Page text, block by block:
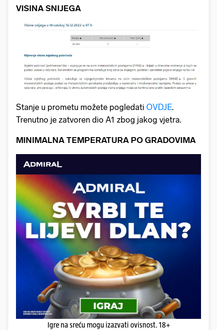
VISINA SNIJEGA
Stanje u prometu možete pogledati OVDJE.
Trenutno je zatvoren dio A1 zbog jakog vjetra.
MINIMALNA TEMPERATURA PO GRADOVIMA
Igre na sreću mogu izazvati ovisnost. 18+